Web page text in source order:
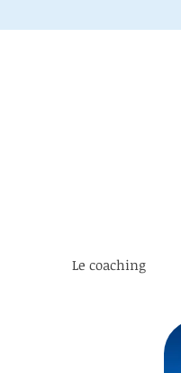
Le coaching